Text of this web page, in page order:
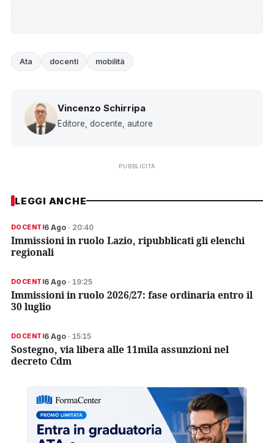
Ata docenti mobilità
Vincenzo Schirripa
Editore, docente, autore
PUBBLICITÀ
LEGGI ANCHE
DOCENTI6 Ago· 20:40
Immissioni in ruolo Lazio, ripubblicati gli elenchi
regionali
DOCENTI6 Ago· 19:25
Immissioni in ruolo 2026/27: fase ordinaria entro il
30 luglio
DOCENTI6 Ago· 15:15
Sostegno, via libera alle 11mila assunzioni nel
decreto Cdm